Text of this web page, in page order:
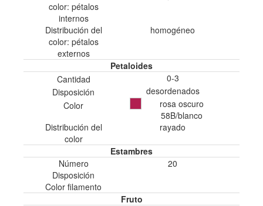
color: pétalos
internos
Distribución del
color: pétalos
externos
homogéneo
Petaloides
Cantidad
0-3
Disposición
desordenados
Color
rosa oscuro
58B/blanco
Distribución del
color
rayado
Estambres
Número
20
Disposición
Color filamento
Fruto